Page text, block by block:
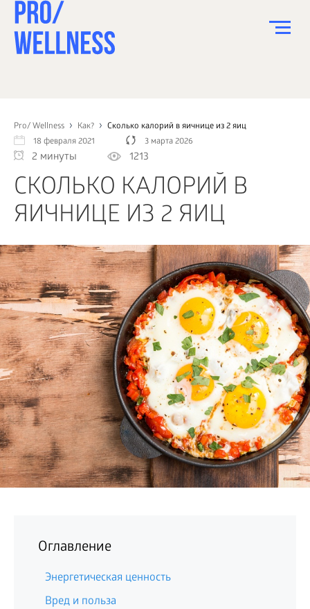
Pro/ Wellness Как?
Сколько калорий в яичнице из 2 яиц
18 февраля 2021
3 марта 2026
2 минуты 1213
СКОЛЬКО КАЛОРИЙ В
ЯИЧНИЦЕ ИЗ 2 ЯИЦ
Оглавление
Энергетическая ценность
Вред и польза
СПОРТ
ЗДОРОВЬЕ
КРАСОТА
ПСИХОЛОГИЯ
ДОМ
КАК?
БИЗНЕС